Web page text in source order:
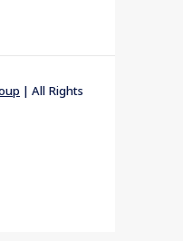
| All Rights